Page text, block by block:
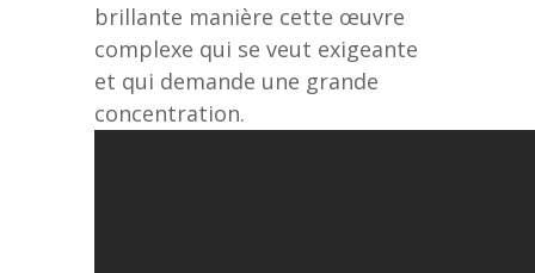
brillante manière cette œuvre
complexe qui se veut exigeante
et qui demande une grande
concentration.